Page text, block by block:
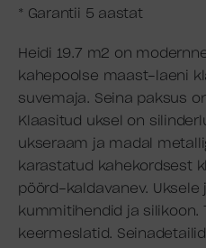
* Garantii 5 aastat
Heidi 19.7 m2 on
kahepoolse maast-laeni
suvemaja. Seina paksus
Klaasitud uksel on
ukseraam ja madal
karastatud kahekordsest
pöörd-kaldavanev. Uksele
kummitihendid ja silikoon.
keermeslatid.